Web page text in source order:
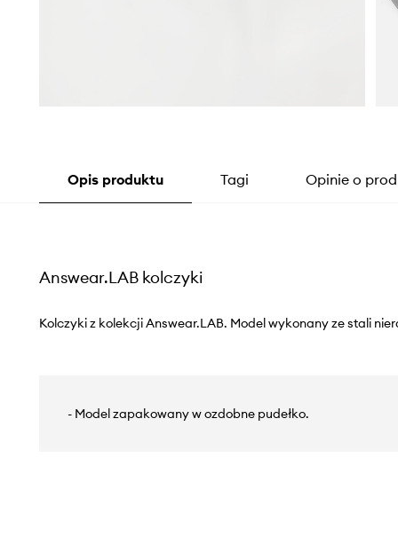
Opis produktu Tagi Opinie o
Answear.LAB kolczyki
Kolczyki z kolekcji Answear.LAB. Model wykonany ze stali
- Model zapakowany w ozdobne pudełko.